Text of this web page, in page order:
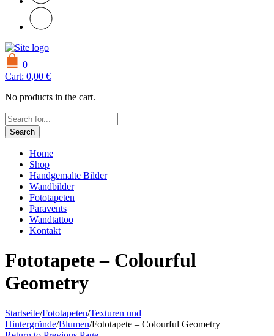
0
Cart: 0,00 €
No products in the cart.
Search
Home
Shop
Handgemalte Bilder
Wandbilder
Fototapeten
Paravents
Wandtattoo
Kontakt
Fototapete – Colourful
Geometry
Startseite/Fototapeten/Texturen und
Hintergründe/Blumen/Fototapete – Colourful Geometry